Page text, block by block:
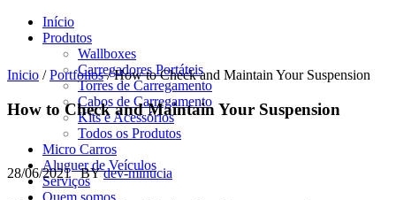
Início
Produtos
Wallboxes
Carregadores Portáteis
Torres de Carregamento
Cabos de Carregamento
Kits e Acessórios
Todos os Produtos
Micro Carros
Aluguer de Veículos
Serviços
Quem somos
Inicio / Portfolios / How to Check and Maintain Your Suspension
How to Check and Maintain Your Suspension
28/06/2021 BY dev-minucia